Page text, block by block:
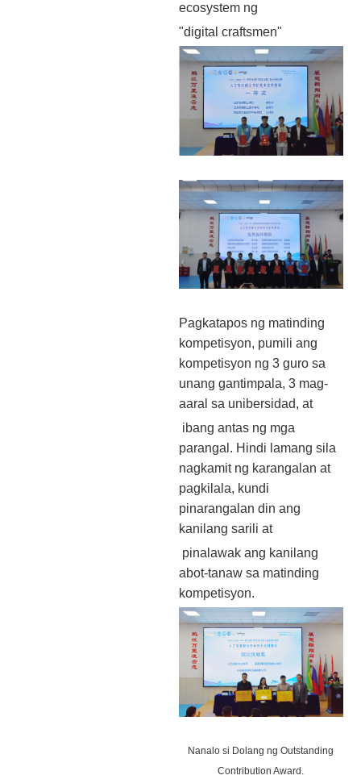
ecosystem ng
"digital craftsmen"
Pagkatapos ng matinding
kompetisyon, pumili ang
kompetisyon ng 3 guro sa
unang gantimpala, 3 mag-
aaral sa unibersidad, at
ibang antas ng mga
parangal. Hindi lamang sila
nagkamit ng karangalan at
pagkilala, kundi
pinarangalan din ang
kanilang sarili at
pinalawak ang kanilang
abot-tanaw sa matinding
kompetisyon.
Nanalo si Dolang ng Outstanding
Contribution Award.